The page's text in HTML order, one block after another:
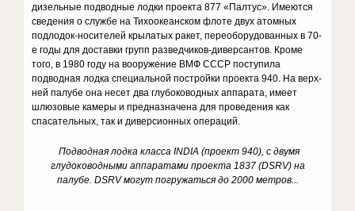
дизельные подводные лодки проекта 877 «Палтус». Имеются
сведения о службе на Тихоокеанс­ком флоте двух атомных
подлодок-носителей крылатых ракет, переоборудованных в 70-
е годы для доставки групп разведчиков-ди­версантов. Кроме
того, в 1980 году на вооружение ВМФ СССР посту­пила
подводная лодка специальной постройки проекта 940. На верх­
ней палубе она несет два глубоководных аппарата, имеет
шлюзовые камеры и предназначена для проведения как
спасательных, так и ди­версионных операций.
Подводная лодка класса INDIA (проект 940), с двумя
глудоководными аппаратами проекта 1837 (DSRV) на
палубе. DSRV могут погружаться до 2000 метров...